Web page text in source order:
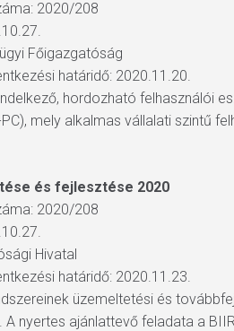
2020/208
Főigazgatóság
határidő: 2020.11.20.
hordozható felhasználói
mely alkalmas vállalati szintű
és fejlesztése 2020
2020/208
Hivatal
határidő: 2020.11.23.
üzemeltetési és
nyertes ajánlattevő feladata a